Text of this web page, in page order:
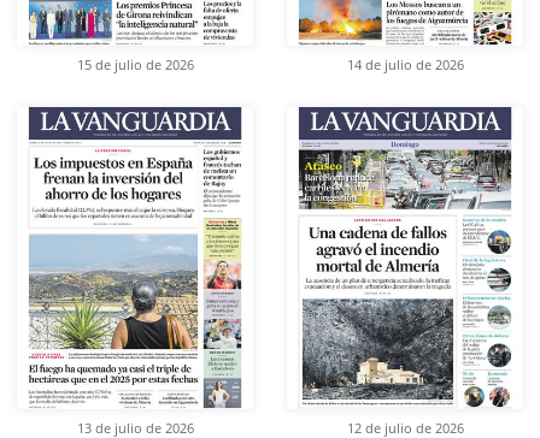
15 de julio de 2026 14 de julio de 2026
13 de julio de 2026 12 de julio de 2026